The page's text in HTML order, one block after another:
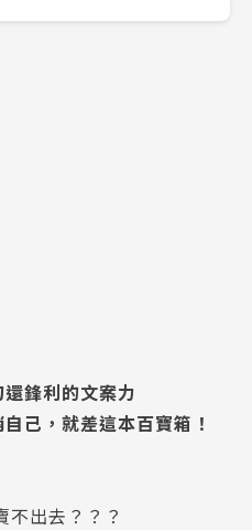
鋒利的文案力
己，就差這本百寶箱！
出去？？？